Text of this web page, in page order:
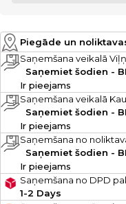
Piegāde un
Saņemšana veikalā
Saņemiet šodien -
Ir pieejams
Saņemšana veikalā
Saņemiet šodien -
Ir pieejams
Saņemšana no
Saņemiet šodien -
Ir pieejams
Saņemšana no DPD
1-2 Days